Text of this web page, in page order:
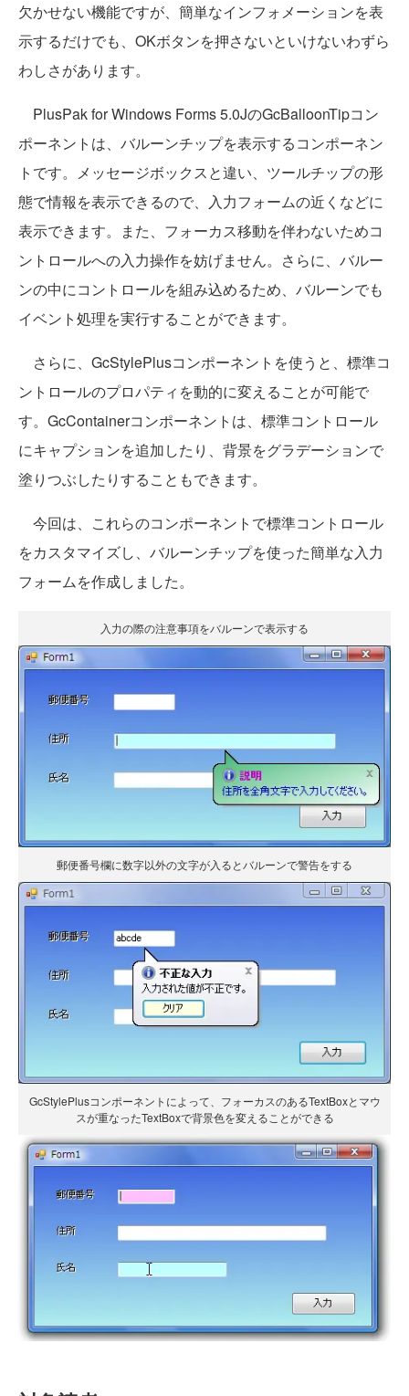
欠かせない機能ですが、簡単なインフォメーションを表
示するだけでも、OKボタンを押さないといけないわずら
わしさがあります。
PlusPak for Windows Forms 5.0JのGcBalloonTipコン
ポーネントは、バルーンチップを表示するコンポーネン
トです。メッセージボックスと違い、ツールチップの形
態で情報を表示できるので、入力フォームの近くなどに
表示できます。また、フォーカス移動を伴わないためコ
ントロールへの入力操作を妨げません。さらに、バルー
ンの中にコントロールを組み込めるため、バルーンでも
イベント処理を実行することができます。
さらに、GcStylePlusコンポーネントを使うと、標準コ
ントロールのプロパティを動的に変えることが可能で
す。GcContainerコンポーネントは、標準コントロール
にキャプションを追加したり、背景をグラデーションで
塗りつぶしたりすることもできます。
今回は、これらのコンポーネントで標準コントロール
をカスタマイズし、バルーンチップを使った簡単な入力
フォームを作成しました。
入力の際の注意事項をバルーンで表示する
郵便番号欄に数字以外の文字が入るとバルーンで警告をする
GcStylePlusコンポーネントによって、フォーカスのあるTextBoxとマウ
スが重なったTextBoxで背景色を変えることができる